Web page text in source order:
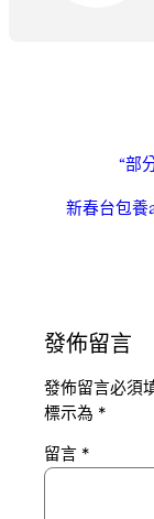
“部
新春台包
發佈留言
發佈留言必須
標示為 *
留言 *